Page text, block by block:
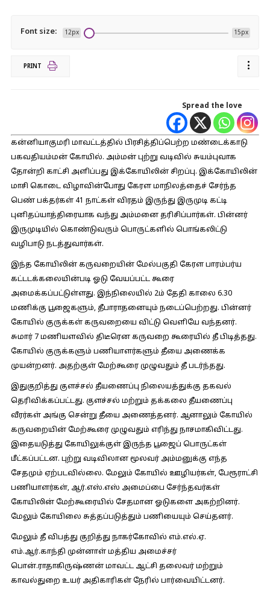
Font size: 12px 15px
PRINT
Spread the love
கன்னியாகுமரி மாவட்டத்தில் பிரசித்திப்பெற்ற மண்டைக்காடு
பகவதியம்மன் கோயில். அம்மன் புற்று வடிவில் சுயம்புவாக
தோன்றி காட்சி அளிப்பது இக்கோயிலின் சிறப்பு. இக்கோயிலின்
மாசி கொடை விழாவின்போது கேரள மாநிலத்தைச் சேர்ந்த
பெண் பக்தர்கள் 41 நாட்கள் விரதம் இருந்து இருமுடி கட்டி
புனிதப்யாத்திரையாக வந்து அம்மனை தரிசிப்பார்கள். பின்னர்
இருமுடியில் கொண்டுவரும் பொருட்களில் பொங்கலிட்டு
வழிபாடு நடத்துவார்கள்.
இந்த கோயிலின் கருவறையின் மேல்பகுதி கேரள பாரம்பர்ய
கட்டடக்கலையின்படி ஓடு வேயப்பட்ட கூரை
அமைக்கப்பட்டுள்ளது. இந்நிலையில் 2ம் தேதி காலை 6.30
மணிக்கு பூஜைகளும், தீபாராதனையும் நடைப்பெற்றது. பின்னர்
கோயில் குருக்கள் கருவறையை விட்டு வெளியே வந்தனர்.
சுமார் 7 மணியளவில் திடீரென கருவறை கூரையில் தீ பிடித்தது.
கோயில் குருக்களும் பணியாளர்களும் தீயை அணைக்க
முயன்றனர். அதற்குள் மேற்கூரை முழுவதும் தீ படர்ந்தது.
இதுகுறித்து குளச்சல் தீயணைப்பு நிலையத்துக்கு தகவல்
தெரிவிக்கப்பட்டது. குளச்சல் மற்றும் தக்கலை தீயணைப்பு
வீரர்கள் அங்கு சென்று தீயை அணைத்தனர். ஆனாலும் கோயில்
கருவறையின் மேற்கூரை முழுவதும் எரிந்து நாசமாகிவிட்டது.
இதையடுத்து கோயிலுக்குள் இருந்த பூஜைப் பொருட்கள்
மீட்கப்பட்டன. புற்று வடிவிலான மூலவர் அம்மனுக்கு எந்த
சேதமும் ஏற்படவில்லை. மேலும் கோயில் ஊழியர்கள், பேரூராட்சி
பணியாளர்கள், ஆர்.எஸ்.எஸ் அமைப்பை சேர்ந்தவர்கள்
கோயிலின் மேற்கூரையில் சேதமான ஓடுகளை அகற்றினர்.
மேலும் கோயிலை சுத்தப்படுத்தும் பணியையும் செய்தனர்.
மேலும் தீ விபத்து குறித்து நாகர்கோவில் எம்.எல்.ஏ.
எம்.ஆர்.காந்தி முன்னாள் மத்திய அமைச்சர்
பொன்.ராதாகிருஷ்ணன் மாவட்ட ஆட்சி தலைவர் மற்றும்
காவல்துறை உயர் அதிகாரிகள் நேரில் பார்வையிட்டனர்.